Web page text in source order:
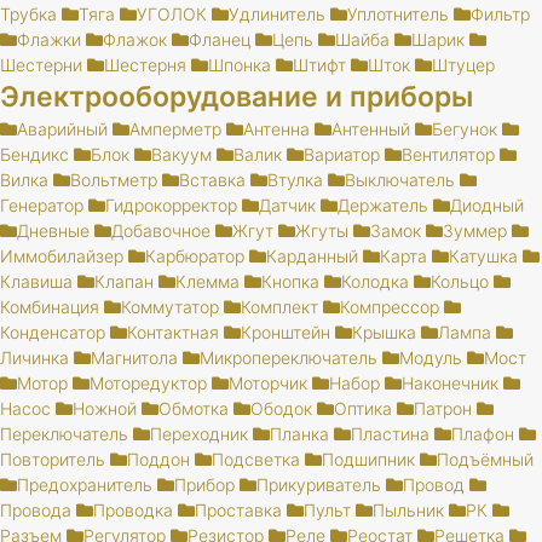
Трубка Тяга УГОЛОК Удлинитель Уплотнитель
Фильтр
Флажки
Флажок Фланец Цепь Шайба
Шарик
Шестерни
Шестерня Шпонка Штифт Шток Штуцер
Электрооборудование и приборы
Аварийный Амперметр Антенна Антенный
Бегунок
Бендикс
Блок Вакуум Валик Вариатор
Вентилятор
Вилка
Вольтметр Вставка Втулка
Выключатель
Генератор
Гидрокорректор Датчик Держатель
Диодный
Дневные
Добавочное Жгут Жгуты Замок
Зуммер
Иммобилайзер
Карбюратор Карданный Карта
Катушка
Клавиша
Клапан Клемма Кнопка Колодка
Кольцо
Комбинация
Коммутатор Комплект
Компрессор
Конденсатор
Контактная Кронштейн Крышка
Лампа
Личинка
Магнитола Микропереключатель Модуль
Мост
Мотор
Моторедуктор Моторчик Набор
Наконечник
Насос
Ножной Обмотка Ободок Оптика
Патрон
Переключатель
Переходник Планка Пластина
Плафон
Повторитель
Поддон Подсветка Подшипник
Подъёмный
Предохранитель
Прибор Прикуриватель
Провод
Провода
Проводка Проставка Пульт Пыльник
РК
Разъем
Регулятор Резистор Реле Реостат Решетка